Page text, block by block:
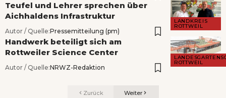
LANDKREIS
ROTTWEIL
Teufel und Lehrer sprechen über
Aichhaldens Infrastruktur
Autor / Quelle:Pressemitteilung (pm)
ROTTWEIL
Handwerk beteiligt sich am
Rottweiler Science Center
Autor / Quelle:NRWZ-Redaktion
Zurück Weiter